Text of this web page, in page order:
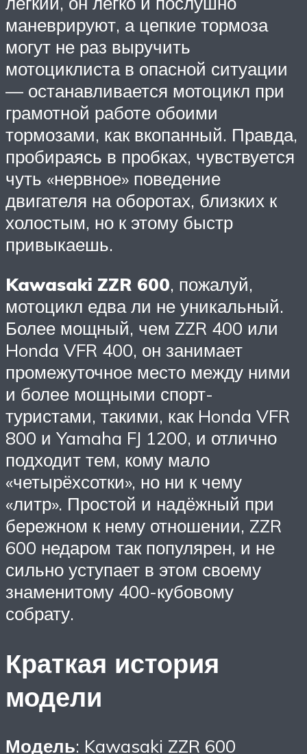
маневрируют, а цепкие тормоза
могут не раз выручить
мотоциклиста в опасной ситуации
— останавливается мотоцикл при
грамотной работе обоими
тормозами, как вкопанный. Правда,
пробираясь в пробках, чувствуется
чуть «нервное» поведение
двигателя на оборотах, близких к
холостым, но к этому быстр
привыкаешь.
Kawasaki ZZR 600, пожалуй,
мотоцикл едва ли не уникальный.
Более мощный, чем ZZR 400 или
Honda VFR 400, он занимает
промежуточное место между ними
и более мощными спорт-
туристами, такими, как Honda VFR
800 и Yamaha FJ 1200, и отлично
подходит тем, кому мало
«четырёхсотки», но ни к чему
«литр». Простой и надёжный при
бережном к нему отношении, ZZR
600 недаром так популярен, и не
сильно уступает в этом своему
знаменитому 400-кубовому
собрату.
Краткая история
модели
Модель: Kawasaki ZZR 600